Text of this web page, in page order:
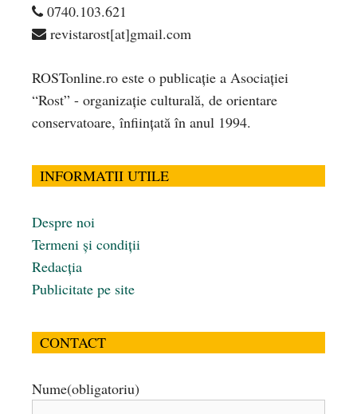
0740.103.621
revistarost[at]gmail.com
ROSTonline.ro este o publicaţie a Asociaţiei
“Rost” - organizaţie culturală, de orientare
conservatoare, înfiinţată în anul 1994.
INFORMATII UTILE
Despre noi
Termeni și condiții
Redacția
Publicitate pe site
CONTACT
Nume(obligatoriu)